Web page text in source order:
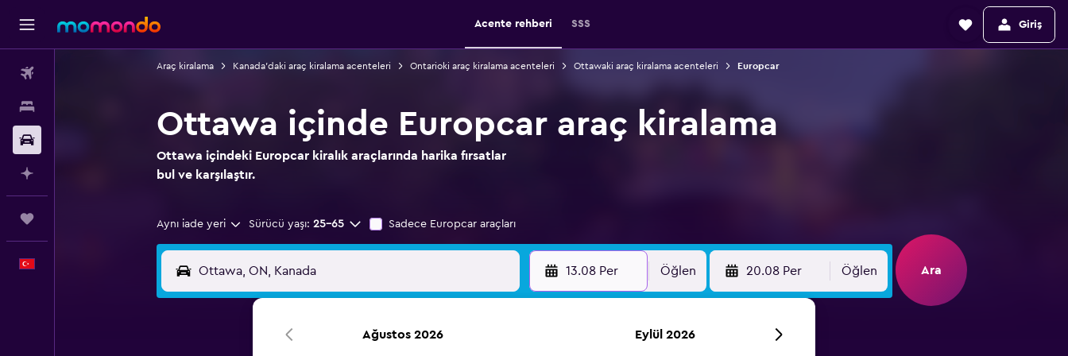
Acente rehberi SSS Giriş
Araç kiralama Kanada'daki araç kiralama acenteleri Ontarioki araç kiralama acenteleri Ottawaki araç kiralama acenteleri Europcar
Ottawa içinde Europcar araç kiralama
Ottawa içindeki Europcar kiralık araçlarında harika fırsatlar
bul ve karşılaştır.
Aynı iade yeri Sürücü yaşı: 25-65 Sadece Europcar araçları
13.08 Per Öğlen 20.08 Per Öğlen Ara
Ağustos 2026 Eylül 2026